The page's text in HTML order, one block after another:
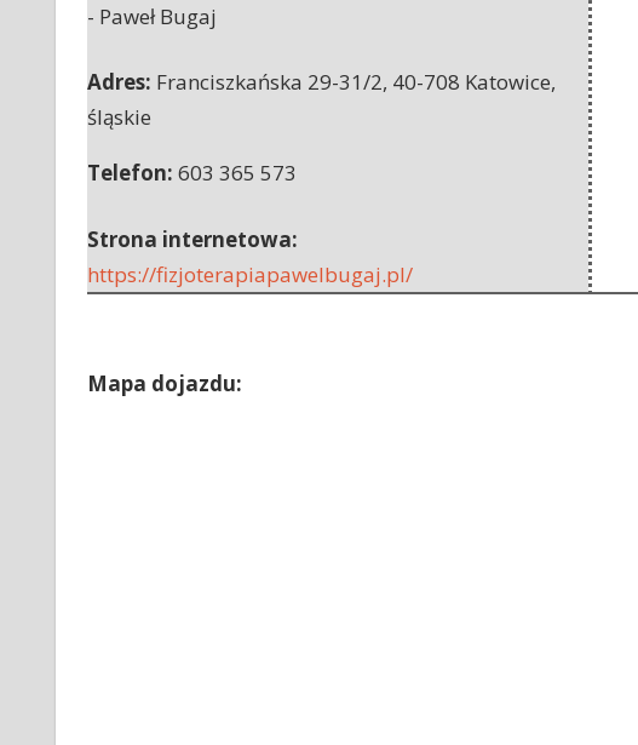
- Paweł Bugaj
Adres: Franciszkańska 29-31/2, 40-708 Katowice,
śląskie
Telefon: 603 365 573
Strona internetowa:
https://fizjoterapiapawelbugaj.pl/
Mapa dojazdu: